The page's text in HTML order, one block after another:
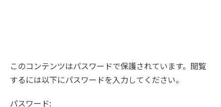
このコンテンツはパスワードで保護されています。閲覧
するには以下にパスワードを入力してください。
パスワード: